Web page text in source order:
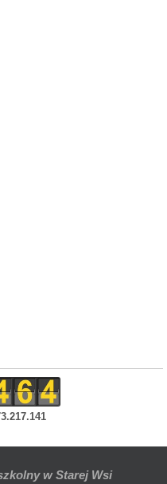
w Starej Wsi